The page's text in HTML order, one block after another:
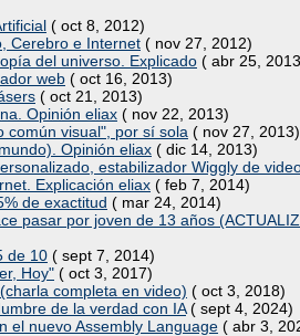
( oct 8, 2012)
Cerebro e Internet ( nov 27, 2012)
del universo. Explicado ( abr 25,
web ( oct 16, 2013)
( oct 21, 2013)
Opinión eliax ( nov 22, 2013)
común visual", por sí sola ( nov 27, 2013)
Opinión eliax ( dic 14, 2013)
estabilizador Wiggly de
Explicación eliax ( feb 7, 2014)
de exactitud ( mar 24, 2014)
pasar por joven de 13 años
de 10 ( sept 7, 2014)
Hoy" ( oct 3, 2017)
completa en video) ( oct 3, 2018)
de la verdad con IA( sept 4, 2024)
el nuevo Assembly Language ( abr 3,